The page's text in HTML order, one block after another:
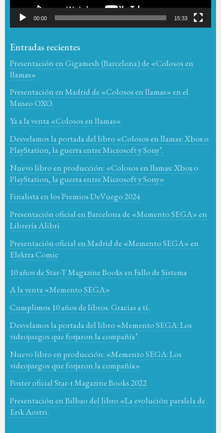
00:00 15:33
Entradas recientes
Presentación en Gigamesh (Barcelona) de «Colosos en
llamas»
Presentación en Madrid de «Colosos en llamas» en el
Museo OXO.
Ya a la venta «Colosos en llamas»
Desvelamos la portada del libro «Colosos en llamas: Xbox o
PlayStation, la guerra entre Microsoft y Sony’.
Nuevo libro en producción: «Colosos en llamas: Xbox o
PlayStation, la guerra entre Microsoft y Sony»
Finalista en los Premios DeVuego 2024
Presentación oficial en Barcelona de «Memento SEGA» en
Librería Alibri
Presentación oficial en Madrid de «Memento SEGA» en
Elektra Comic
10 años de Star-T Magazine Books en Fallo de Sistema
A la venta «Memento SEGA»
Cumplimos 10 años de libros. Gracias a tí.
Desvelamos la portada del libro «Memento SEGA: Los
videojuegos que forjaron la compañía’.
Nuevo libro en producción: «Memento SEGA: Los
videojuegos que forjaron la compañía»
Poster oficial Star-t Magazine Books 2022
Presentación en Bilbao del libro «La evolución paralela de
Erik Aostri.